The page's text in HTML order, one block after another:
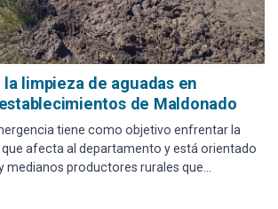
la limpieza de aguadas en
de Maldonado
tiene como objetivo enfrentar la
afecta al departamento y está orientado
medianos productores rurales que
por falta regular de lluvias.